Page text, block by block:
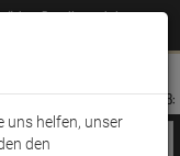
Bestellung erhalten
AUFKLAPPEN
MERKZETTEL
WARENKORB:
uns helfen, unser
den